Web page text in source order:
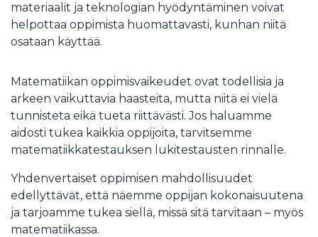
materiaalit ja teknologian hyödyntäminen voivat
helpottaa oppimista huomattavasti, kunhan niitä
osataan käyttää.
Matematiikan oppimisvaikeudet ovat todellisia ja
arkeen vaikuttavia haasteita, mutta niitä ei vielä
tunnisteta eikä tueta riittävästi. Jos haluamme
aidosti tukea kaikkia oppijoita, tarvitsemme
matematiikkatestauksen lukitestausten rinnalle.
Yhdenvertaiset oppimisen mahdollisuudet
edellyttävät, että näemme oppijan kokonaisuutena
ja tarjoamme tukea siellä, missä sitä tarvitaan – myös
matematiikassa.